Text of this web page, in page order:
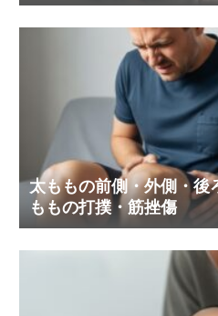
太ももの前側・外側・後
ももの打撲・筋挫傷